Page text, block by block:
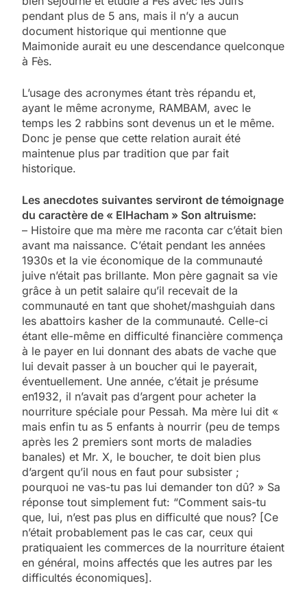
pendant plus de 5 ans, mais il n’y a aucun
document historique qui mentionne que
Maimonide aurait eu une descendance quelconque
à Fès.
L’usage des acronymes étant très répandu et,
ayant le même acronyme, RAMBAM, avec le
temps les 2 rabbins sont devenus un et le même.
Donc je pense que cette relation aurait été
maintenue plus par tradition que par fait
historique.
Les anecdotes suivantes serviront de témoignage
du caractère de « ElHacham » Son altruisme:
– Histoire que ma mère me raconta car c’était bien
avant ma naissance. C’était pendant les années
1930s et la vie économique de la communauté
juive n’était pas brillante. Mon père gagnait sa vie
grâce à un petit salaire qu’il recevait de la
communauté en tant que shohet/mashguiah dans
les abattoirs kasher de la communauté. Celle-ci
étant elle-même en difficulté financière commença
à le payer en lui donnant des abats de vache que
lui devait passer à un boucher qui le payerait,
éventuellement. Une année, c’était je présume
en1932, il n’avait pas d’argent pour acheter la
nourriture spéciale pour Pessah. Ma mère lui dit «
mais enfin tu as 5 enfants à nourrir (peu de temps
après les 2 premiers sont morts de maladies
banales) et Mr. X, le boucher, te doit bien plus
d’argent qu’il nous en faut pour subsister ;
pourquoi ne vas-tu pas lui demander ton dû? » Sa
réponse tout simplement fut: “Comment sais-tu
que, lui, n’est pas plus en difficulté que nous? [Ce
n’était probablement pas le cas car, ceux qui
pratiquaient les commerces de la nourriture étaient
en général, moins affectés que les autres par les
difficultés économiques].